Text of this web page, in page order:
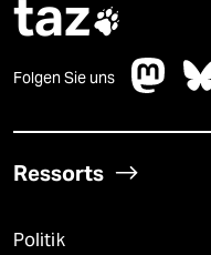
taz
Folgen Sie uns
Ressorts
Politik